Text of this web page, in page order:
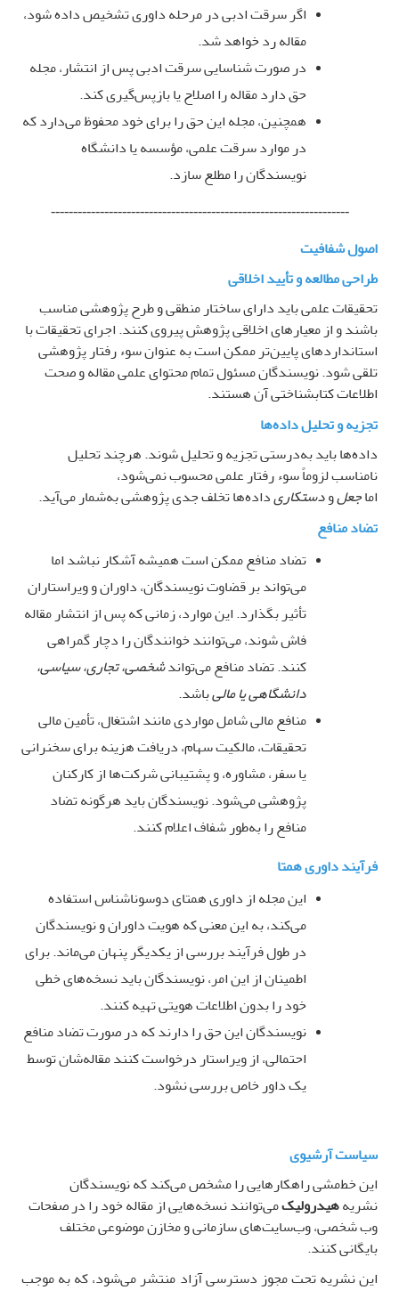
اگر سرقت ادبی در مرحله داوری تشخیص داده شود،
مقاله رد خواهد شد.
در صورت شناسایی سرقت ادبی پس از انتشار، مجله
حق دارد مقاله را اصلاح یا بازپس‌گیری کند.
همچنین، مجله این حق را برای خود محفوظ می‌دارد که
در موارد سرقت علمی، مؤسسه یا دانشگاه
نویسندگان را مطلع سازد.
-------------------------------------------------------------------
اصول شفافیت
طراحی مطالعه و تأیید اخلاقی
تحقیقات علمی باید دارای ساختار منطقی و طرح پژوهشی مناسب
باشند و از معیارهای اخلاقی پژوهش پیروی کنند. اجرای تحقیقات با
استانداردهای پایین‌تر ممکن است به عنوان سوء رفتار پژوهشی
تلقی شود. نویسندگان مسئول تمام محتوای علمی مقاله و صحت
اطلاعات کتابشناختی آن هستند.
تجزیه و تحلیل داده‌ها
داده‌ها باید به‌درستی تجزیه و تحلیل شوند. هرچند تحلیل
نامناسب لزوماً سوء رفتار علمی محسوب نمی‌شود،
اماجعلودستکاریداده‌ها تخلف جدی پژوهشی به‌شمار می‌آید.
تضاد منافع
تضاد منافع ممکن است همیشه آشکار نباشد اما
می‌تواند بر قضاوت نویسندگان، داوران و ویراستاران
تأثیر بگذارد. این موارد، زمانی که پس از انتشار مقاله
فاش شوند، می‌توانند خوانندگان را دچار گمراهی
کنند. تضاد منافع می‌تواندشخصی، تجاری، سیاسی،
دانشگاهی یا مالیباشد.
منافع مالی شامل مواردی مانند اشتغال، تأمین مالی
تحقیقات، مالکیت سهام، دریافت هزینه برای سخنرانی
یا سفر، مشاوره، و پشتیبانی شرکت‌ها از کارکنان
پژوهشی می‌شود. نویسندگان باید هرگونه تضاد
منافع را به‌طور شفاف اعلام کنند.
فرآیند داوری همتا
این مجله از داوری همتای دوسو‌ناشناس استفاده
می‌کند، به این معنی که هویت داوران و نویسندگان
در طول فرآیند بررسی از یکدیگر پنهان می‌ماند. برای
اطمینان از این امر، نویسندگان باید نسخه‌های خطی
خود را بدون اطلاعات هویتی تهیه کنند.
نویسندگان این حق را دارند که در صورت تضاد منافع
احتمالی، از ویراستار درخواست کنند مقاله‌شان توسط
یک داور خاص بررسی نشود.
سیاست آرشیوی
این خط‌مشی راهکارهایی را مشخص می‌کند که نویسندگان
نشریههیدرولیکمی‌توانند نسخه‌هایی از مقاله خود را در صفحات
وب شخصی، وب‌سایت‌های سازمانی و مخازن موضوعی مختلف
بایگانی کنند.
این نشریه تحت مجوز دسترسی آزاد منتشر می‌شود، که به موجب